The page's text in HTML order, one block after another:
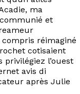
ma
et
réimaginé
cotisaient
l’ouest
avis di
après Julie